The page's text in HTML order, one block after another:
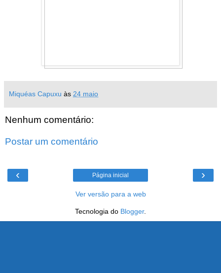
Miquéas Capuxu às 24 maio
Nenhum comentário:
Postar um comentário
‹ ›
Página inicial
Ver versão para a web
Tecnologia do Blogger.